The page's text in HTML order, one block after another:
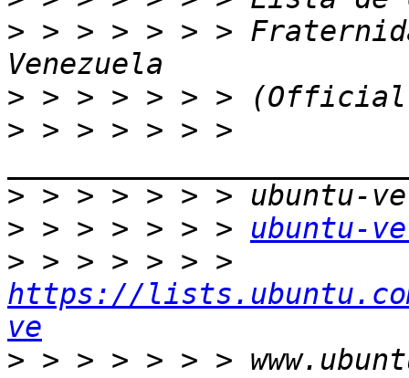
> > > > > > >
>
> > > > > > >
>
> > > > > > > ubuntu-
>
https://
ve
> > > > > > >